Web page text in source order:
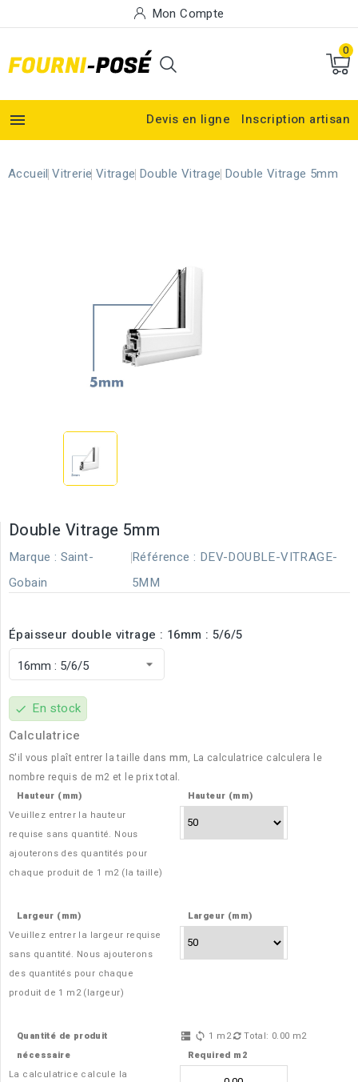
Mon Compte
0
 Devis en ligne Inscription artisan
Accueil Vitrerie Vitrage Double Vitrage Double Vitrage 5mm
Double Vitrage 5mm
Marque : Saint-
Gobain
Référence : DEV-DOUBLE-VITRAGE-
5MM
Épaisseur double vitrage : 16mm : 5/6/5
check En stock
Calculatrice
S'il vous plaît entrer la taille dansmm, La calculatrice calculera le
nombre requis de m2 et le prix total.
Hauteur (mm)
Veuillez entrer la hauteur
requise sans quantité. Nous
ajouterons des quantités pour
chaque produit de 1 m2 (la taille)
Hauteur (mm)
Largeur (mm)
Veuillez entrer la largeur requise
sans quantité. Nous ajouterons
des quantités pour chaque
produit de 1 m2 (largeur)
Largeur (mm)
Quantité de produit
nécessaire
La calculatrice calcule la
dns sync 1 m2 Total: 0.00 m2
Required m2